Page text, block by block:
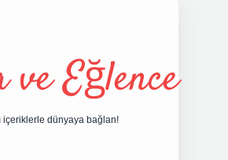
ve Eğlence
içeriklerle dünyaya bağlan!